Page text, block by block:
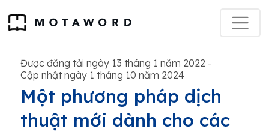
Được đăng tải ngày 13 tháng 1 năm 2022 -
Cập nhật ngày 1 tháng 10 năm 2024
Một phương pháp dịch
thuật mới dành cho các